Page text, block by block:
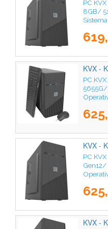
PC
8GB/
KVX -
PC
5655G/
KVX -
PC
Gen12/
KVX -